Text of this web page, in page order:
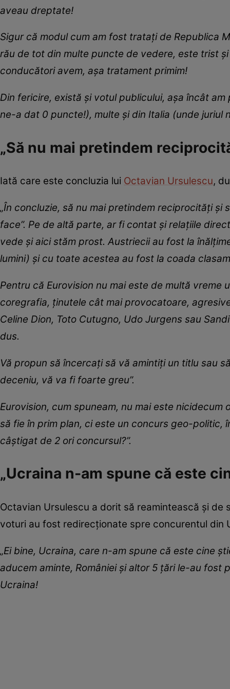
aveau dreptate!
Sigur că modul cum am fost tratați de Republica
rău de tot din multe puncte de vedere, este trist
conducători avem, așa tratament primim!
Din fericire, există și votul publicului, așa încât
ne-a dat 0 puncte!), multe și din Italia (unde juriul
„Să nu mai pretindem
Iată care este concluzia lui Octavian Ursulescu,
„În concluzie, să nu mai pretindem reciprocități
face”. Pe de altă parte, ar fi contat și relațiile
vede și aici stăm prost. Austriecii au fost la
lumini) și cu toate acestea au fost la coada
Pentru că Eurovision nu mai este de multă vreme
coregrafia, ținutele cât mai provocatoare,
Celine Dion, Toto Cutugno, Udo Jurgens sau
dus.
Vă propun să încercați să vă amintiți un titlu sau
deceniu, vă va fi foarte greu”.
Eurovision, cum spuneam, nu mai este
să fie în prim plan, ci este un concurs geo-politic,
câștigat de 2 ori concursul?”.
„Ucraina n-am spune că este
Octavian Ursulescu a dorit să reamintească și
voturi au fost redirecționate spre concurentul din
„Ei bine, Ucraina, care n-am spune că este cine
aducem aminte, României și altor 5 țări le-au
Ucraina!